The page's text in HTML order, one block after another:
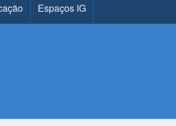
Espaços IG